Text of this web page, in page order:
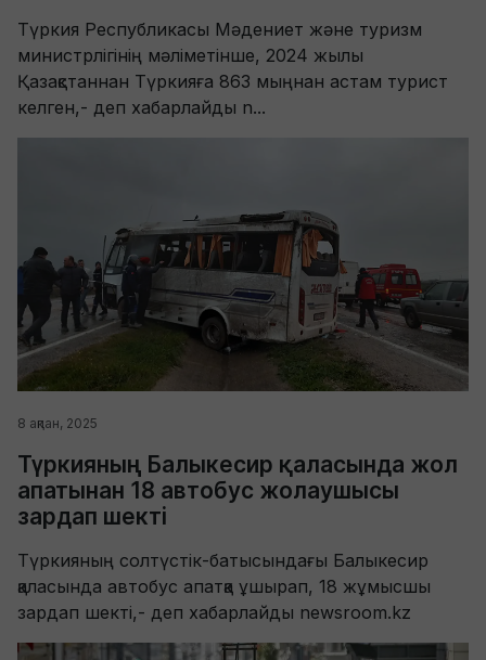
Түркия Республикасы Мәдениет және туризм
министрлігінің мәліметінше, 2024 жылы
Қазақстаннан Түркияға 863 мыңнан астам турист
келген,- деп хабарлайды n...
8 ақпан, 2025
Түркияның Балыкесир қаласында жол
апатынан 18 автобус жолаушысы
зардап шекті
Түркияның солтүстік-батысындағы Балыкесир
қаласында автобус апатқа ұшырап, 18 жұмысшы
зардап шекті,- деп хабарлайды newsroom.kz